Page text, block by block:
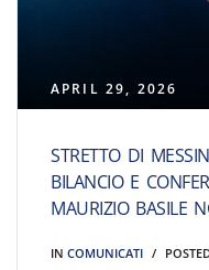
APRIL 29, 2026
STRETTO DI
BILANCIO E
MAURIZIO BASILE
IN COMUNICATI